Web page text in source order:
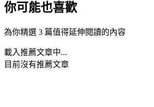
你可能也喜歡
為你精選 3 篇值得延伸閱讀的內容
載入推薦文章中...
目前沒有推薦文章